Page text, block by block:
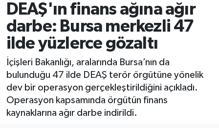
DEAŞ'ın finans ağına ağır
darbe: Bursa merkezli 47
ilde yüzlerce gözaltı
İçişleri Bakanlığı, aralarında Bursa’nın da
bulunduğu 47 ilde DEAŞ terör örgütüne yönelik
dev bir operasyon gerçekleştirildiğini açıkladı.
Operasyon kapsamında örgütün finans
kaynaklarına ağır darbe indirildi.
Eğitim
Ekonomi
Genel
Gündem
Magazin
Tüm Manşetler
Son Dakika Haberleri
Haber Arşivi